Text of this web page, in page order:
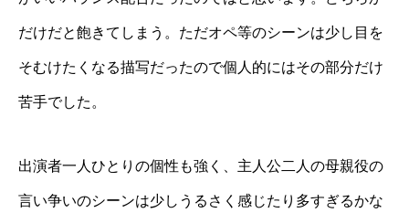
だけだと飽きてしまう。ただオペ等のシーンは少し目を
そむけたくなる描写だったので個人的にはその部分だけ
苦手でした。
出演者一人ひとりの個性も強く、主人公二人の母親役の
言い争いのシーンは少しうるさく感じたり多すぎるかな